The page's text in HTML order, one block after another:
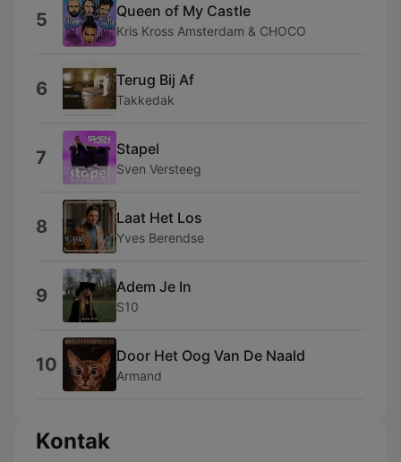
5 Queen of My Castle
Kris Kross Amsterdam & CHOCO
6 Terug Bij Af
Takkedak
7 Stapel
Sven Versteeg
8 Laat Het Los
Yves Berendse
9 Adem Je In
S10
10 Door Het Oog Van De Naald
Armand
Kontak